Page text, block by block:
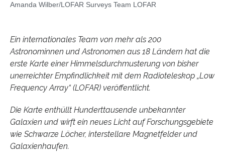
Amanda Wilber/LOFAR Surveys Team LOFAR
Ein internationales Team von mehr als 200
Astronominnen und Astronomen aus 18 Ländern hat die
erste Karte einer Himmelsdurchmusterung von bisher
unerreichter Empfindlichkeit mit dem Radioteleskop „Low
Frequency Array“ (LOFAR) veröffentlicht.
Die Karte enthüllt Hunderttausende unbekannter
Galaxien und wirft ein neues Licht auf Forschungsgebiete
wie Schwarze Löcher, interstellare Magnetfelder und
Galaxienhaufen.